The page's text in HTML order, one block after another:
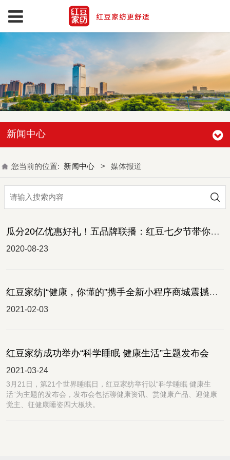
新闻中心
您当前的位置: 新闻中心 > 媒体报道
瓜分20亿优惠好礼！五品牌联播：红豆七夕节带你嗨翻全场
2020-08-23
红豆家纺|“健康，你懂的”携手全新小程序商城震撼发布
2021-02-03
红豆家纺成功举办“科学睡眠 健康生活”主题发布会
2021-03-24
​3月21日，第21个世界睡眠日，红豆家纺举行以“科学睡眠 健康生
活”为主题的发布会，发布会包括聊健康资讯、赏健康产品、迎健康
觉主、征健康睡姿四大板块。